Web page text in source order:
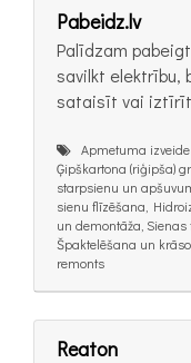
Pabeidz.lv
Palīdzam
savilkt elektrību,
sataisīt vai
Apmetuma
Ģipškartona (riģipša)
starpsienu un
sienu flīzēšana,
un demontāža,
Špaktelēšana un
remonts
Reaton